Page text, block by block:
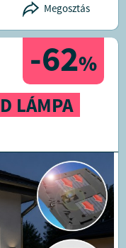
Megosztás
-62%
LÁMPA